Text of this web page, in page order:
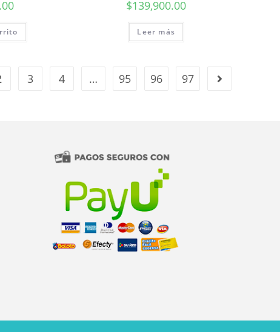
$139,900.00
Leer más
3 4 … 95 96 97